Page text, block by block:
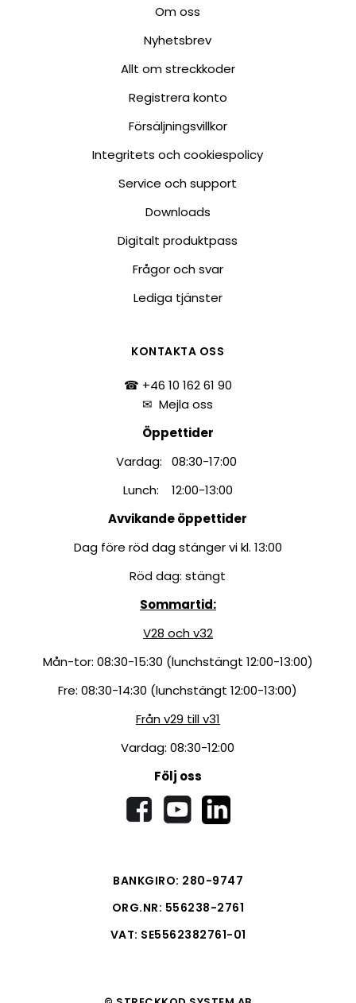
Om oss
Nyhetsbrev
Allt om streckkoder
Registrera konto
Försäljningsvillkor
Integritets och cookiespolicy
Service och support
Downloads
Digitalt produktpass
Frågor och svar
Lediga tjänster
KONTAKTA OSS
☎ +46 10 162 61 90
✉Mejla oss
Öppettider
Vardag: 08:30-17:00
Lunch: 12:00-13:00
Avvikande öppettider
Dag före röd dag stänger vi kl. 13:00
Röd dag: stängt
Sommartid:
V28 och v32
Mån-tor: 08:30-15:30 (lunchstängt 12:00-13:00)
Fre: 08:30-14:30 (lunchstängt 12:00-13:00)
Från v29 till v31
Vardag: 08:30-12:00
Följ oss
BANKGIRO: 280-9747
ORG.NR: 556238-2761
VAT: SE5562382761-01